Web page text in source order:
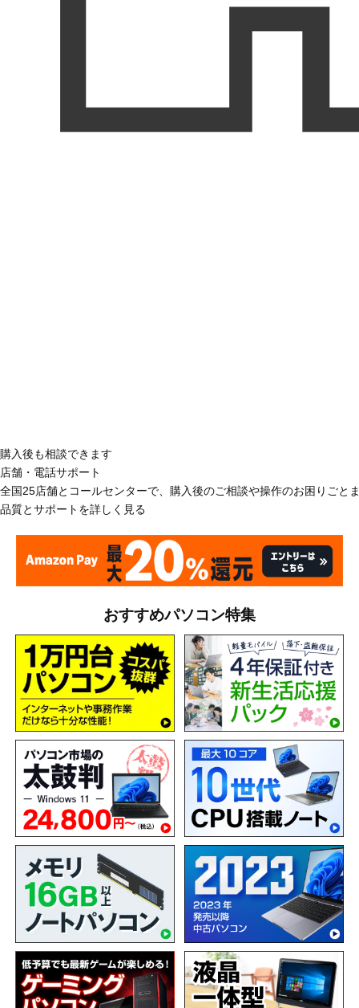
購入後も相談できます
店舗・電話サポート
全国25店舗とコールセンターで、購入後のご相談や操作のお困りごと
品質とサポートを詳しく見る
おすすめパソコン特集